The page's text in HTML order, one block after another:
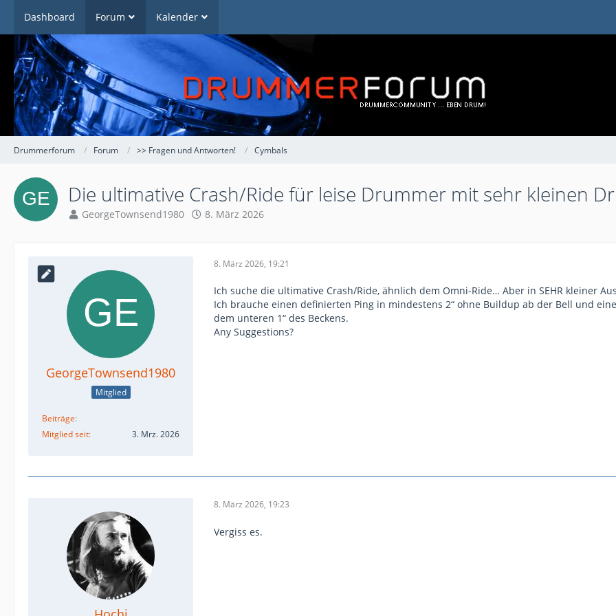
Dashboard Forum Kalender
Drummerforum Forum >> Fragen und Antworten! Cymbals
Die ultimative Crash/Ride für leise Drummer mit sehr kleinen
GeorgeTownsend1980 8. März 2026
GeorgeTownsend1980
Mitglied
Beiträge
Mitglied seit
3. Mrz. 2026
8. März 2026, 19:21
Ich suche die ultimative Crash/Ride, ähnlich dem Omni-Ride… Aber in SEHR kleiner
Ich brauche einen definierten Ping in mindestens 2“ ohne Buildup ab der Bell und
dem unteren 1“ des Beckens.
Any Suggestions?
8. März 2026, 19:23
Vergiss es.